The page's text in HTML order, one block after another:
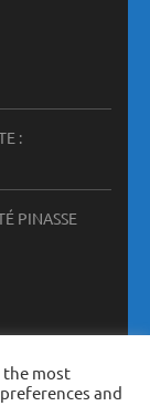
:
PINASSE
the most
and